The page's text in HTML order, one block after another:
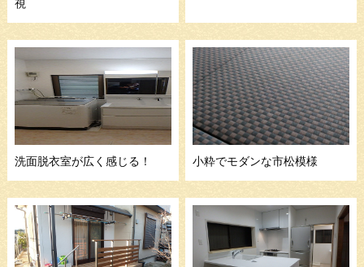
視
洗面脱衣室が広く感じる！ 小粋でモダンな市松模様